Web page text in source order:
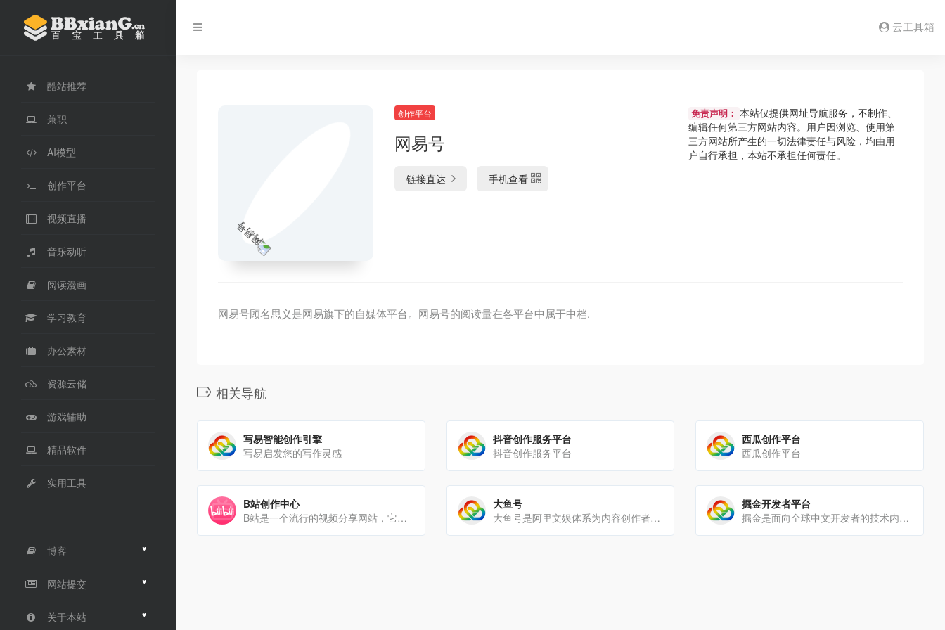
酷站推荐
兼职
AI模型
创作平台
视频直播
音乐动听
阅读漫画
学习教育
办公素材
资源云储
游戏辅助
精品软件
实用工具
博客 ♥
网站提交 ♥
关于本站 ♥
云工具箱
创作平台
网易号
链接直达 手机查看
免责声明：
本站仅提供网址导航服务，不制作、
编辑任何第三方网站内容。用户因浏览、使用第
三方网站所产生的一切法律责任与风险，均由用
户自行承担，本站不承担任何责任。
网易号顾名思义是网易旗下的自媒体平台。网易号的阅读量在各平台中属于中档.
相关导航
写易智能创作引擎
写易启发您的写作灵感
抖音创作服务平台
抖音创作服务平台
西瓜创作平台
西瓜创作平台
B站创作中心
B站是一个流行的视频分享网站，它的用户群体非常广泛，从年轻的学生到职场人士都有。作为一个视频分享平台，B站可以[…]
大鱼号
大鱼号是阿里文娱体系为内容创作者提供的统一账号。大鱼号实现了阿里文娱体系一点接入，多点分发。内容创作者一点接入[…]
掘金开发者平台
掘金是面向全球中文开发者的技术内容分享与交流平台。我们通过技术文章、沸点、课程、直播等产品和服务，打造一个激发[…]